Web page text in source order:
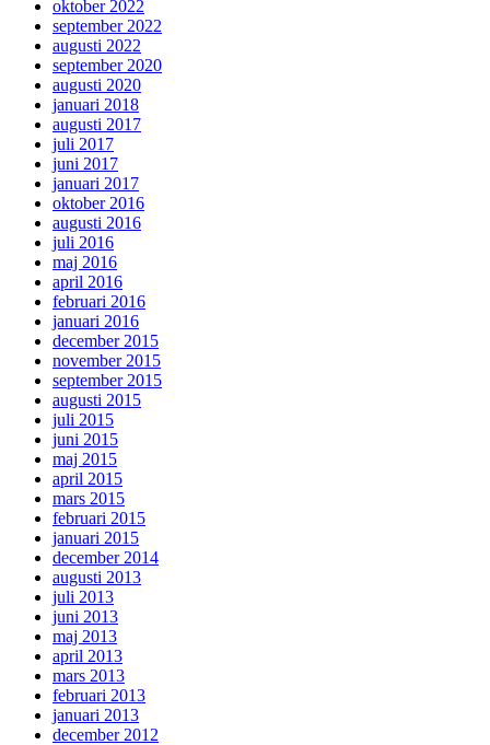
oktober 2022
september 2022
augusti 2022
september 2020
augusti 2020
januari 2018
augusti 2017
juli 2017
juni 2017
januari 2017
oktober 2016
augusti 2016
juli 2016
maj 2016
april 2016
februari 2016
januari 2016
december 2015
november 2015
september 2015
augusti 2015
juli 2015
juni 2015
maj 2015
april 2015
mars 2015
februari 2015
januari 2015
december 2014
augusti 2013
juli 2013
juni 2013
maj 2013
april 2013
mars 2013
februari 2013
januari 2013
december 2012